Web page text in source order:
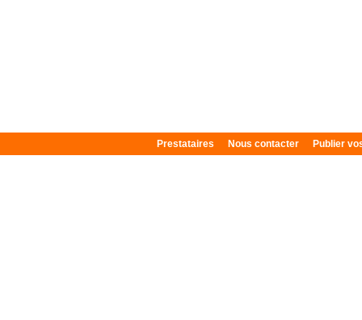
Prestataires Nous contacter Publier